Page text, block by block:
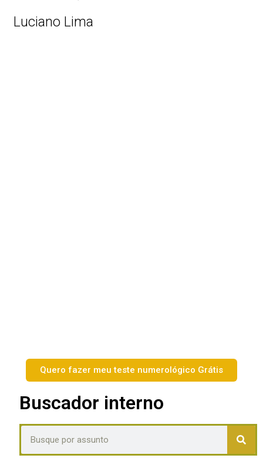
Luciano Lima
Quero fazer meu teste numerológico Grátis
Buscador interno